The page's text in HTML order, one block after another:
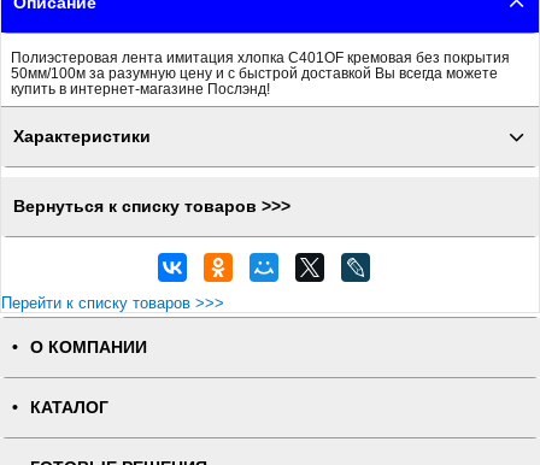
Полиэстеровая лента имитация хлопка C401OF кремовая без покрытия
50мм/100м за разумную цену и с быстрой доставкой Вы всегда можете
купить в интернет-магазине Послэнд!
Характеристики
Вернуться к списку товаров >>>
Перейти к списку товаров >>>
О КОМПАНИИ
КАТАЛОГ